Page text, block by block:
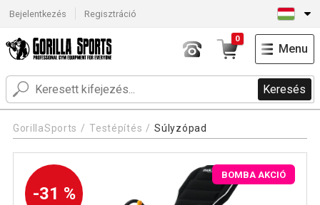
Bejelentkezés Regisztráció
Keresés
0
Menu
GorillaSports Testépítés Súlyzópad
-31 %
BOMBA AKCIÓ